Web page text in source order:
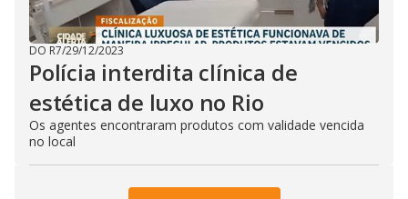
DO R7/29/12/2023
Polícia interdita clínica de
estética de luxo no Rio
Os agentes encontraram produtos com validade vencida
no local